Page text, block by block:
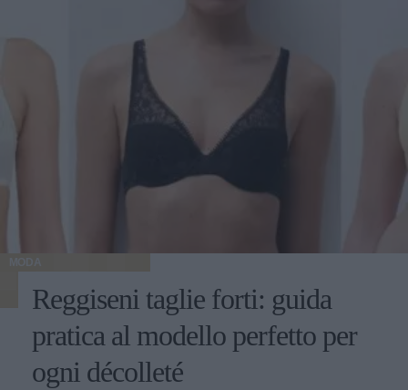
MODA
Reggiseni taglie forti: guida
pratica al modello perfetto per
ogni décolleté